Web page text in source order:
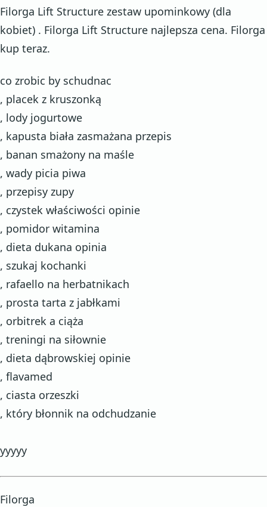
Filorga Lift Structure zestaw upominkowy (dla
kobiet) . Filorga Lift Structure najlepsza cena. Filorga
kup teraz.
co zrobic by schudnac
, placek z kruszonką
, lody jogurtowe
, kapusta biała zasmażana przepis
, banan smażony na maśle
, wady picia piwa
, przepisy zupy
, czystek właściwości opinie
, pomidor witamina
, dieta dukana opinia
, szukaj kochanki
, rafaello na herbatnikach
, prosta tarta z jabłkami
, orbitrek a ciąża
, treningi na siłownie
, dieta dąbrowskiej opinie
, flavamed
, ciasta orzeszki
, który błonnik na odchudzanie
yyyyy
Filorga